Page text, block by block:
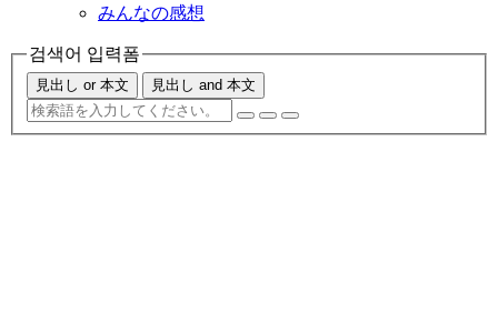
みんなの感想
검색어 입력폼
見出し or 本文 見出し and 本文